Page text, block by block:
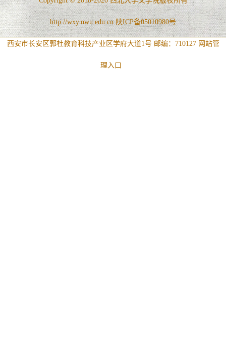
http://wxy.nwu.edu.cn 陕ICP备05010980号
西安市长安区郭杜教育科技产业区学府大道1号 邮编：710127 网站管
理入口